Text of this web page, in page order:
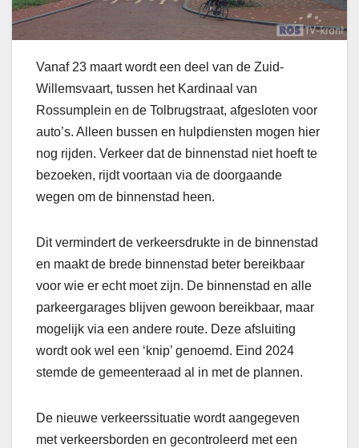
Vanaf 23 maart wordt een deel van de Zuid-
Willemsvaart, tussen het Kardinaal van
Rossumplein en de Tolbrugstraat, afgesloten voor
auto’s. Alleen bussen en hulpdiensten mogen hier
nog rijden. Verkeer dat de binnenstad niet hoeft te
bezoeken, rijdt voortaan via de doorgaande
wegen om de binnenstad heen.
Dit vermindert de verkeersdrukte in de binnenstad
en maakt de brede binnenstad beter bereikbaar
voor wie er echt moet zijn. De binnenstad en alle
parkeergarages blijven gewoon bereikbaar, maar
mogelijk via een andere route. Deze afsluiting
wordt ook wel een ‘knip’ genoemd. Eind 2024
stemde de gemeenteraad al in met de plannen.
De nieuwe verkeerssituatie wordt aangegeven
met verkeersborden en gecontroleerd met een